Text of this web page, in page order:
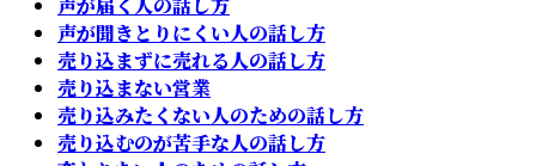
声が聞きとりにくい人の話し方
売り込まずに売れる人の話し方
売り込まない営業
売り込みたくない人のための話し方
売り込むのが苦手な人の話し方